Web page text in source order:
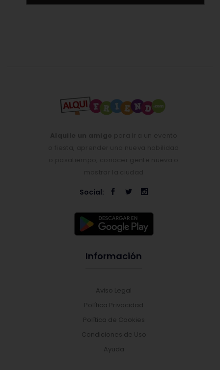
Social:
Información
Aviso Legal
Política Privacidad
Política de Cookies
Condiciones de Uso
Ayuda